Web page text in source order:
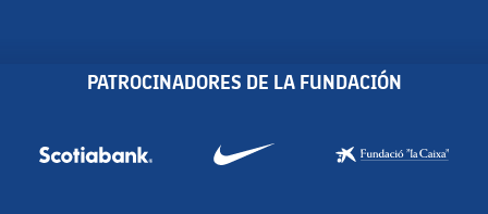
PATROCINADORES DE LA FUNDACIÓN